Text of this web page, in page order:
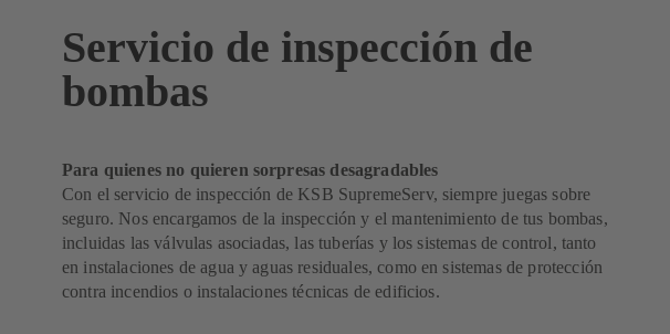
Servicio de inspección de
bombas
Para quienes no quieren sorpresas desagradables
Con el servicio de inspección de KSB SupremeServ, siempre juegas sobre
seguro. Nos encargamos de la inspección y el mantenimiento de tus bombas,
incluidas las válvulas asociadas, las tuberías y los sistemas de control, tanto
en instalaciones de agua y aguas residuales, como en sistemas de protección
contra incendios o instalaciones técnicas de edificios.